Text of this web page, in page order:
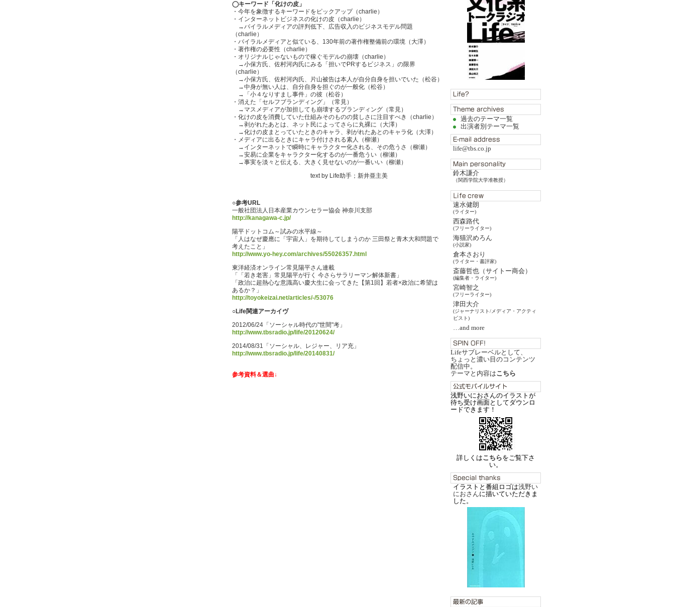
過去のテーマ一覧
出演者別テーマ一覧
life@tbs.co.jp
鈴木謙介
（関西学院大学准教授）
速水健朗
(ライター)
西森路代
(フリーライター)
海猫沢めろん
(小説家)
倉本さおり
(ライター・書評家)
斎藤哲也（サイトー商会）
(編集者・ライター)
宮崎智之
(フリーライター)
津田大介
(ジャーナリスト/メディア・アクティ
ビスト)
…and more
Lifeサブレーベルとして、
ちょっと濃い目のコンテンツ
配信中。
テーマと内容はこちら
浅野いにおさんのイラストが
待ち受け画面としてダウンロ
ードできます！
詳しくはこちらをご覧下さ
い。
イラストと番組ロゴは浅野い
におさんに描いていただきま
した。
◯キーワード「化けの皮」
・今年を象徴するキーワードをピックアップ（charlie）
・インターネットビジネスの化けの皮（charlie）
→バイラルメディアの評判低下、広告収入のビジネスモデル問題
（charlie）
・バイラルメディアと似ている、130年前の著作権整備前の環境（大澤）
・著作権の必要性（charlie）
・オリジナルじゃないもので稼ぐモデルの崩壊（charlie）
→小保方氏、佐村河内氏にみる「担いでPRするビジネス」の限界
（charlie）
→小保方氏、佐村河内氏、片山被告は本人が自分自身を担いでいた（松谷）
→中身が無い人は、自分自身を担ぐのが一般化（松谷）
→「小４なりすまし事件」の彼（松谷）
・消えた「セルフブランディング」（常見）
→マスメディアが加担しても崩壊するブランディング（常見）
・化けの皮を消費していた仕組みそのものの貧しさに注目すべき（charlie）
→剥がれたあとは、ネット民によってさらに丸裸に（大澤）
→化けの皮まとっていたときのキャラ、剥がれたあとのキャラ化（大澤）
・メディアに出るときにキャラ付けされる素人（柳瀬）
→インターネットで瞬時にキャラクター化される、その危うさ（柳瀬）
→安易に企業をキャラクター化するのが一番危うい（柳瀬）
→事実を淡々と伝える、大きく見せないのが一番いい（柳瀬）
text by Life助手；新井亜主美
○参考URL
一般社団法人日本産業カウンセラー協会 神奈川支部
http://kanagawa-c.jp/
陽平ドットコム～試みの水平線～
「人はなぜ慶應に「宇宙人」を期待してしまうのか 三田祭と青木大和問題で
考えたこと」
http://www.yo-hey.com/archives/55026357.html
東洋経済オンライン常見陽平さん連載
「「若き老害」常見陽平が行く 今さらサラリーマン解体新書」
「政治に超熱心な意識高い慶大生に会ってきた【第1回】若者×政治に希望は
あるか？」
http://toyokeizai.net/articles/-/53076
○Life関連アーカイヴ
2012/06/24「ソーシャル時代の"世間"考」
http://www.tbsradio.jp/life/20120624/
2014/08/31「ソーシャル、レジャー、リア充」
http://www.tbsradio.jp/life/20140831/
参考資料＆選曲↓